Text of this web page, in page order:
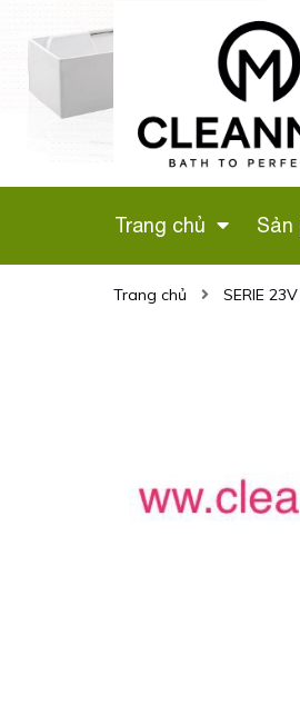
SINH
HỒNG
LÔ
ĐIỆN
Liên hệ
Trang chủ Sản
Trang chủ SERIE